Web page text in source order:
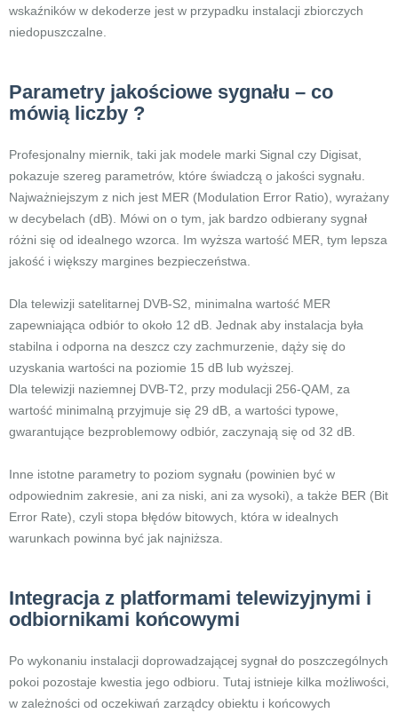
wskaźników w dekoderze jest w przypadku instalacji zbiorczych
niedopuszczalne.
Parametry jakościowe sygnału – co
mówią liczby ?
Profesjonalny miernik, taki jak modele marki Signal czy Digisat,
pokazuje szereg parametrów, które świadczą o jakości sygnału.
Najważniejszym z nich jest MER (Modulation Error Ratio), wyrażany
w decybelach (dB). Mówi on o tym, jak bardzo odbierany sygnał
różni się od idealnego wzorca. Im wyższa wartość MER, tym lepsza
jakość i większy margines bezpieczeństwa.
Dla telewizji satelitarnej DVB-S2, minimalna wartość MER
zapewniająca odbiór to około 12 dB. Jednak aby instalacja była
stabilna i odporna na deszcz czy zachmurzenie, dąży się do
uzyskania wartości na poziomie 15 dB lub wyższej.
Dla telewizji naziemnej DVB-T2, przy modulacji 256-QAM, za
wartość minimalną przyjmuje się 29 dB, a wartości typowe,
gwarantujące bezproblemowy odbiór, zaczynają się od 32 dB.
Inne istotne parametry to poziom sygnału (powinien być w
odpowiednim zakresie, ani za niski, ani za wysoki), a także BER (Bit
Error Rate), czyli stopa błędów bitowych, która w idealnych
warunkach powinna być jak najniższa.
Integracja z platformami telewizyjnymi i
odbiornikami końcowymi
Po wykonaniu instalacji doprowadzającej sygnał do poszczególnych
pokoi pozostaje kwestia jego odbioru. Tutaj istnieje kilka możliwości,
w zależności od oczekiwań zarządcy obiektu i końcowych